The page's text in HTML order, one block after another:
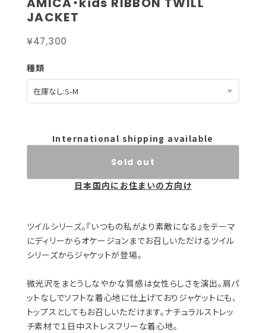
JACKET
¥47,300
種類
International shipping available
Sold out
日本国内にお住まいの方向け
ツイルシリーズ。『いつもの私がより素敵になる』をテーマ
にディリーからオケージョンまでお召しいただけるツイル
シリーズからジャケットが登場。
微光沢をまとうしなやかな質感は女性らしさを演出。肩パ
ットなしでソフトな着心地に仕上げておりジャケットにも、
トップスとしてもお召しいただけます。ナチュラルストレッ
チ素材で１日中ストレスフリーな着心地。